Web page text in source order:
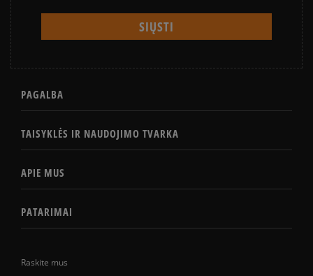
Raskite mus
PAGALBA
TAISYKLĖS IR NAUDOJIMO TVARKA
APIE MUS
PATARIMAI